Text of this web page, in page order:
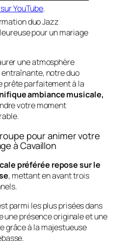
YouTube.
duo Jazz
pour un mariage
une atmosphère
notre duo
prête parfaitement à la
ambiance musicale,
votre moment
pour animer votre
à Cavaillon
préférée repose sur le
, mettant en avant trois
parmi les plus prisées dans
une présence originale et une
grâce à la majestueuse